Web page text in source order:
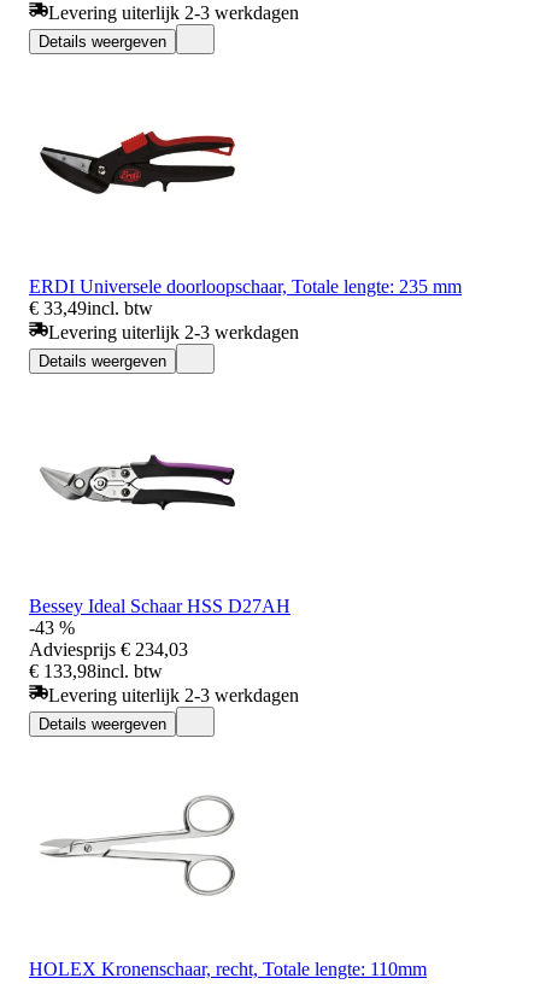
Levering uiterlijk 2-3 werkdagen
Details weergeven
ERDI Universele doorloopschaar, Totale lengte: 235 mm
€ 33,49incl. btw
Levering uiterlijk 2-3 werkdagen
Details weergeven
Bessey Ideal Schaar HSS D27AH
-43 %
Adviesprijs € 234,03
€ 133,98incl. btw
Levering uiterlijk 2-3 werkdagen
Details weergeven
HOLEX Kronenschaar, recht, Totale lengte: 110mm